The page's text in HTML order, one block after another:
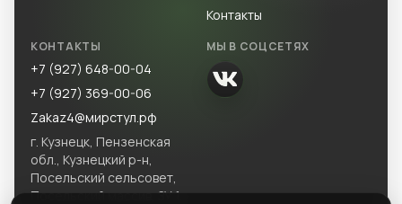
Контакты
КОНТАКТЫ
+7 (927) 648-00-04
+7 (927) 369-00-06
Zakaz4@мирстул.рф
г. Кузнецк, Пензенская
обл., Кузнецкий р-н,
Посельский сельсовет,
Посельский массив, ЗУ 1.
МЫ В СОЦСЕТЯХ